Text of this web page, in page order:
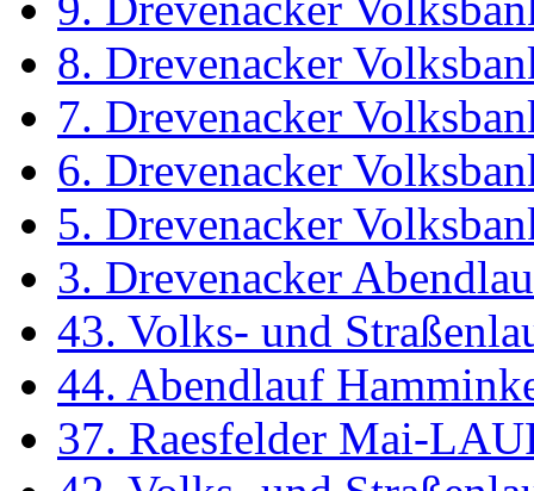
8. Drevenacker
7. Drevenacker
6. Drevenacker
5. Drevenacker
3. Drevenacker
43. Volks- und
44. Abendlauf
37. Raesfelder Mai-